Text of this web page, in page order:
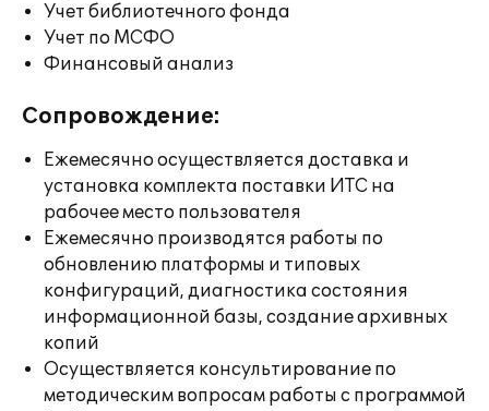
Учет библиотечного фонда
Учет по МСФО
Финансовый анализ
Сопровождение:
Ежемесячно осуществляется доставка и
установка комплекта поставки ИТС на
рабочее место пользователя
Ежемесячно производятся работы по
обновлению платформы и типовых
конфигураций, диагностика состояния
информационной базы, создание архивных
копий
Осуществляется консультирование по
методическим вопросам работы с программой